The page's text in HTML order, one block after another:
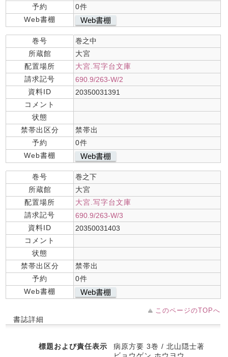
予約
0件
Web書棚
Web書棚
巻号
巻之中
所蔵館
大宮
配置場所
大宮.写字台文庫
請求記号
690.9/263-W/2
資料ID
20350031391
コメント
状態
禁帯出区分
禁帯出
予約
0件
Web書棚
Web書棚
巻号
巻之下
所蔵館
大宮
配置場所
大宮.写字台文庫
請求記号
690.9/263-W/3
資料ID
20350031403
コメント
状態
禁帯出区分
禁帯出
予約
0件
Web書棚
Web書棚
このページのTOPへ
書誌詳細
標題および責任表示
病原方要 3巻 / 北山隠士著